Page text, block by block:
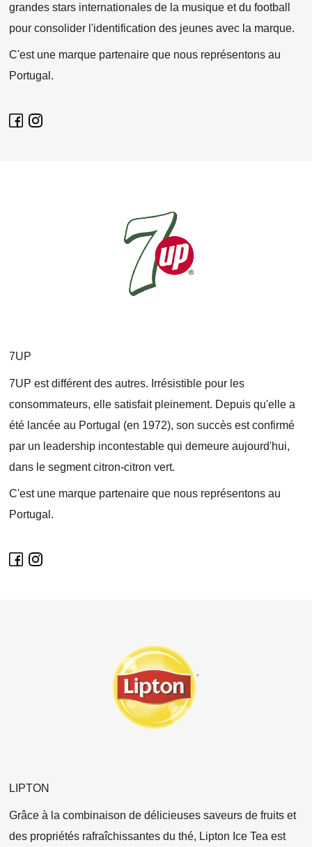
grandes stars internationales de la musique et du football
pour consolider l'identification des jeunes avec la marque.
C'est une marque partenaire que nous représentons au
Portugal.
7UP
7UP est différent des autres. Irrésistible pour les
consommateurs, elle satisfait pleinement. Depuis qu'elle a
été lancée au Portugal (en 1972), son succès est confirmé
par un leadership incontestable qui demeure aujourd'hui,
dans le segment citron-citron vert.
C'est une marque partenaire que nous représentons au
Portugal.
LIPTON
Grâce à la combinaison de délicieuses saveurs de fruits et
des propriétés rafraîchissantes du thé, Lipton Ice Tea est